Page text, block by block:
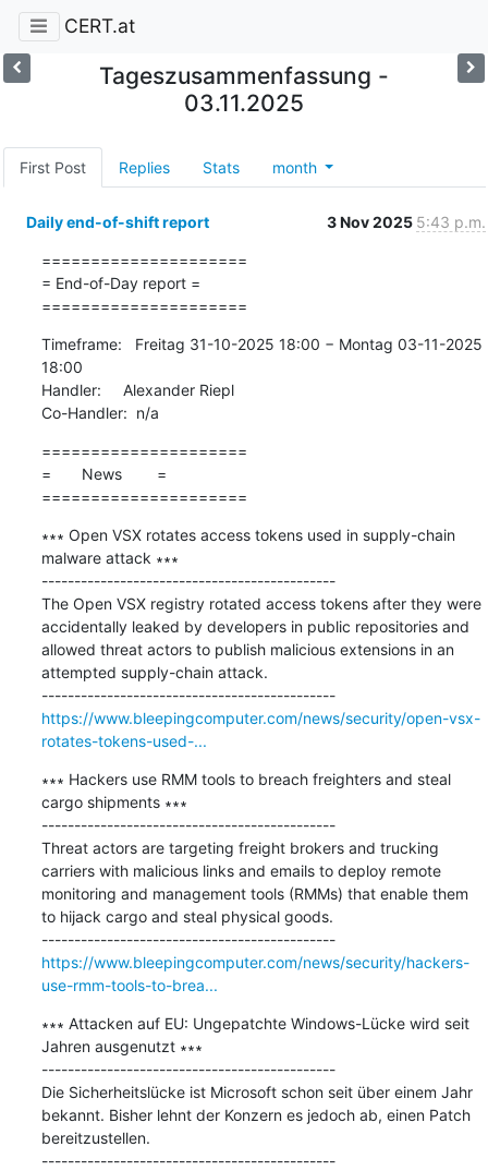
CERT.at
Tageszusammenfassung -
03.11.2025
First Post Replies Stats month
Daily end-of-shift report 3 Nov 2025 5:43 p.m.
=====================
= End-of-Day report =
=====================
Timeframe:   Freitag 31-10-2025 18:00 − Montag 03-11-2025
18:00
Handler:     Alexander Riepl
Co-Handler:  n/a
=====================
=       News        =
=====================
∗∗∗ Open VSX rotates access tokens used in supply-chain
malware attack ∗∗∗
---------------------------------------------
The Open VSX registry rotated access tokens after they were
accidentally leaked by developers in public repositories and
allowed threat actors to publish malicious extensions in an
attempted supply-chain attack.
---------------------------------------------
https://www.bleepingcomputer.com/news/security/open-vsx-
rotates-tokens-used-...
∗∗∗ Hackers use RMM tools to breach freighters and steal
cargo shipments ∗∗∗
---------------------------------------------
Threat actors are targeting freight brokers and trucking
carriers with malicious links and emails to deploy remote
monitoring and management tools (RMMs) that enable them
to hijack cargo and steal physical goods.
---------------------------------------------
https://www.bleepingcomputer.com/news/security/hackers-
use-rmm-tools-to-brea...
∗∗∗ Attacken auf EU: Ungepatchte Windows-Lücke wird seit
Jahren ausgenutzt ∗∗∗
---------------------------------------------
Die Sicherheitslücke ist Microsoft schon seit über einem Jahr
bekannt. Bisher lehnt der Konzern es jedoch ab, einen Patch
bereitzustellen.
---------------------------------------------